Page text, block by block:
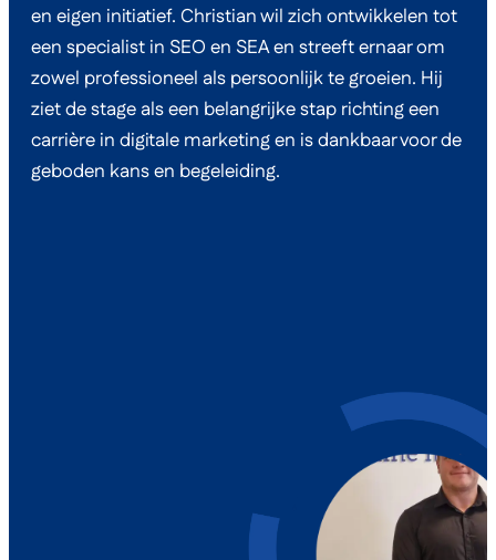
en eigen initiatief. Christian wil zich ontwikkelen tot
een specialist in SEO en SEA en streeft ernaar om
zowel professioneel als persoonlijk te groeien. Hij
ziet de stage als een belangrijke stap richting een
carrière in digitale marketing en is dankbaar voor de
geboden kans en begeleiding.